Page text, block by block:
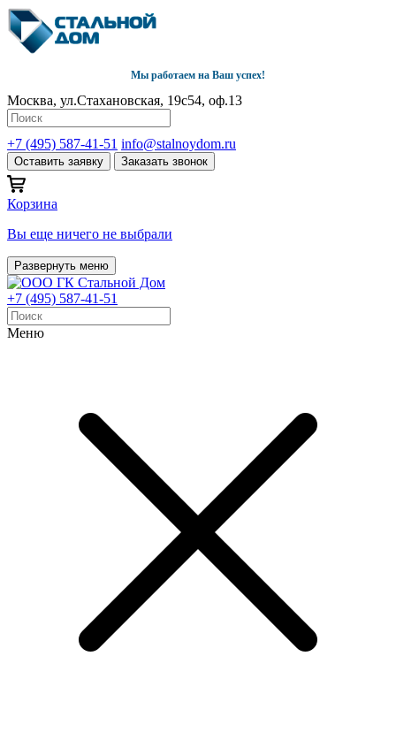
Мы работаем на Ваш успех!
Москва, ул.Стахановская, 19с54, оф.13
+7 (495) 587-41-51 info@stalnoydom.ru
Оставить заявку Заказать звонок
Корзина
Вы еще ничего не выбрали
Развернуть меню
+7 (495) 587-41-51
Меню